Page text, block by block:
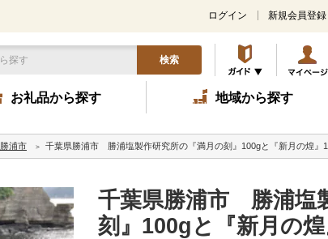
ログイン 新規会員登録
検索
お礼品から探す 地域から探す
勝浦市 千葉県勝浦市 勝浦塩製作研究所の『満月の刻』100gと『新月の煌』
千葉県勝浦市 勝浦塩
刻』100gと『新月の